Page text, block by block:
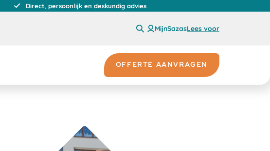
Direct, persoonlijk en deskundig advies
MijnSazasLees voor
OFFERTE AANVRAGEN